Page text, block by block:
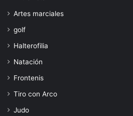
Artes marciales
golf
Halterofilia
Natación
Frontenis
Tiro con Arco
Judo